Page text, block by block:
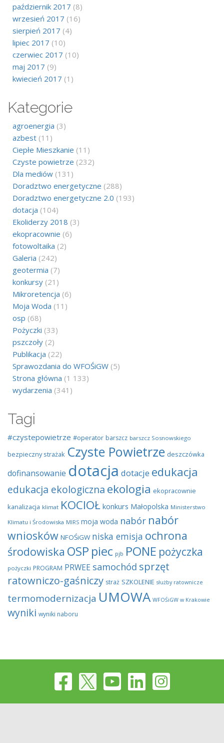
październik 2017 (8)
wrzesień 2017 (16)
sierpień 2017 (4)
lipiec 2017 (10)
czerwiec 2017 (10)
maj 2017 (9)
kwiecień 2017 (1)
Kategorie
agroenergia (3)
azbest (11)
Ciepłe Mieszkanie (11)
Czyste powietrze (232)
Dla mediów (131)
Doradztwo energetyczne (288)
Doradztwo energetyczne 2.0 (193)
dotacja (104)
Ekoliderzy 2018 (3)
ekopracownie (6)
fotowoltaika (2)
Galeria (242)
geotermia (7)
konkursy (21)
Mikroretencja (6)
Moja Woda (11)
osp (68)
Pożyczki (33)
pszczoły (2)
Publikacja (22)
Sprawozdania do WFOŚiGW (5)
Strona główna (1 133)
wydarzenia (341)
Tagi
#czystepowietrze #operator barszcz barszcz Sosnowskiego
bezpieczny strażak Czyste Powietrze deszczówka
dofinansowanie dotacja dotacje edukacja
edukacja ekologiczna ekologia ekopracownie
kanalizacja klimat KOCIOŁ konkurs Małopolska Ministerstwo
Klimatu i Środowiska MIRS moja woda nabór nabór
wniosków NFOŚiGW niska emisja ochrona
środowiska OSP piec pjb PONE pożyczka
pożyczki PROGRAM PRWEE samochód sprzęt
ratowniczo-gaśniczy straż SZKOLENIE służby ratownicze
termomodernizacja UMOWA WFOŚiGW w Krakowie
wyniki wyniki naboru